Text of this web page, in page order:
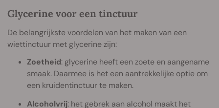
Glycerine voor een tinctuur
De belangrijkste voordelen van het maken van een
wiettinctuur met glycerine zijn:
Zoetheid: glycerine heeft een zoete en aangename
smaak. Daarmee is het een aantrekkelijke optie om
een kruidentinctuur te maken.
Alcoholvrij: het gebrek aan alcohol maakt het